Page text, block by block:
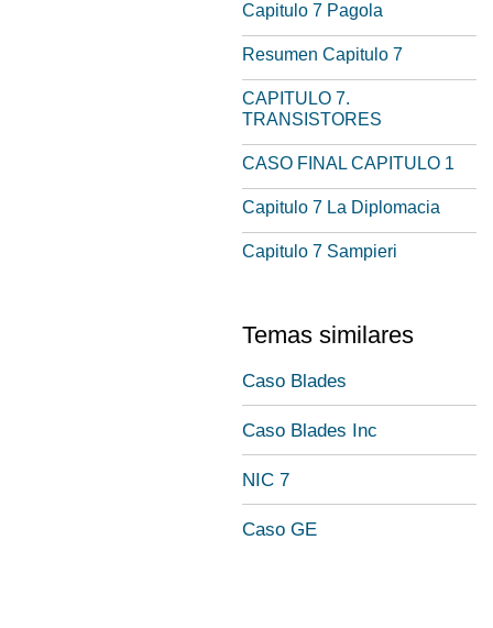
Capitulo 7 Pagola
Resumen Capitulo 7
CAPITULO 7.
TRANSISTORES
CASO FINAL CAPITULO 1
Capitulo 7 La Diplomacia
Capitulo 7 Sampieri
Temas similares
Caso Blades
Caso Blades Inc
NIC 7
Caso GE